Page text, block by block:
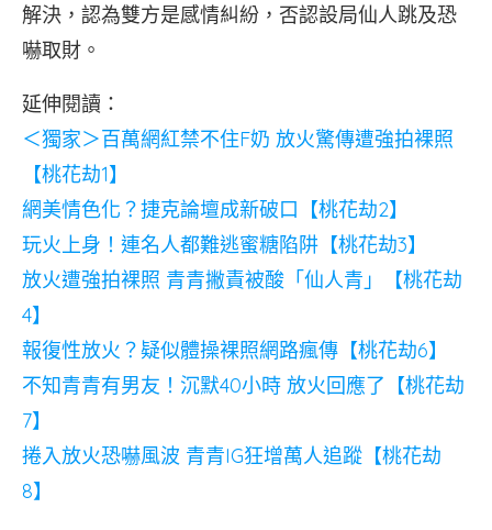
解決，認為雙方是感情糾紛，否認設局仙人跳及恐
嚇取財。
延伸閱讀：
＜獨家＞百萬網紅禁不住F奶 放火驚傳遭強拍裸照
【桃花劫1】
網美情色化？捷克論壇成新破口【桃花劫2】
玩火上身！連名人都難逃蜜糖陷阱【桃花劫3】
放火遭強拍裸照 青青撇責被酸「仙人青」【桃花劫
4】
報復性放火？疑似體操裸照網路瘋傳【桃花劫6】
不知青青有男友！沉默40小時 放火回應了【桃花劫
7】
捲入放火恐嚇風波 青青IG狂增萬人追蹤【桃花劫
8】